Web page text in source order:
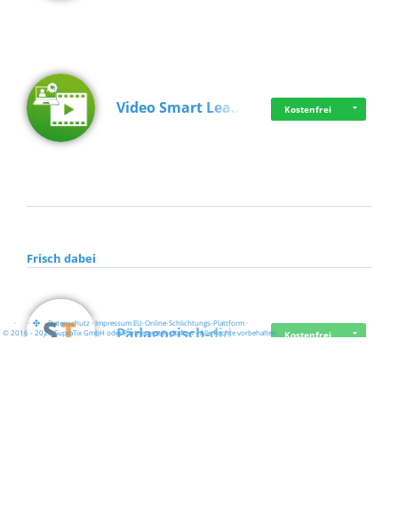
Video Smart Lea… Kostenfrei
Frisch dabei
Pädagogisch-did… Kostenfrei
· · ·Datenschutz·Impressum EU-Online-Schlichtungs-Plattform·
© 2016 - 2026 SupraTix GmbH oder Partnergesellschaften - Alle Rechte vorbehalten.